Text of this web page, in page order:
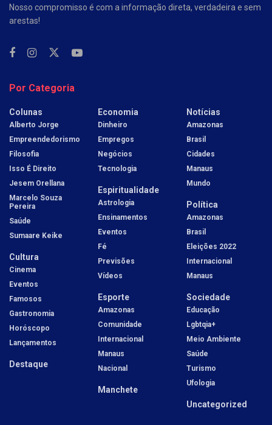
Nosso compromisso é com a informação direta, verdadeira e sem
arestas!
Por Categoria
Colunas
Alberto Jorge
Empreendedorismo
Filosofia
Isso É Direito
Jesem Orellana
Marcelo Souza
Pereira
Saúde
Sumaare Keike
Cultura
Cinema
Eventos
Famosos
Gastronomia
Horóscopo
Lançamentos
Destaque
Economia
Dinheiro
Empregos
Negócios
Tecnologia
Espiritualidade
Astrologia
Ensinamentos
Eventos
Fé
Previsões
Vídeos
Esporte
Amazonas
Comunidade
Internacional
Manaus
Nacional
Manchete
Notícias
Amazonas
Brasil
Cidades
Manaus
Mundo
Política
Amazonas
Brasil
Eleições 2022
Internacional
Manaus
Sociedade
Educação
Lgbtqia+
Meio Ambiente
Saúde
Turismo
Ufologia
Uncategorized